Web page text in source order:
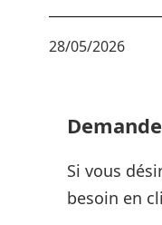
28/05/2026
Si vous
besoin en